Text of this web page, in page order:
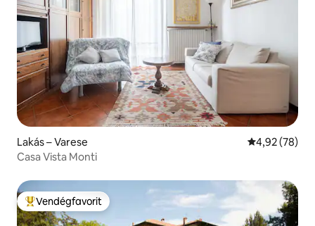
Lakás – Varese Átlagos
4,92 (78)
Casa Vista Monti
Kiemelt vendégfavorit
Vendégfavorit